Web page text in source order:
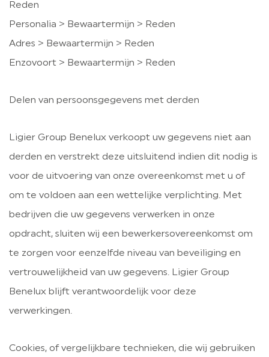
Reden
Personalia > Bewaartermijn > Reden
Adres > Bewaartermijn > Reden
Enzovoort > Bewaartermijn > Reden
Delen van persoonsgegevens met derden
Ligier Group Benelux verkoopt uw gegevens niet aan
derden en verstrekt deze uitsluitend indien dit nodig is
voor de uitvoering van onze overeenkomst met u of
om te voldoen aan een wettelijke verplichting. Met
bedrijven die uw gegevens verwerken in onze
opdracht, sluiten wij een bewerkersovereenkomst om
te zorgen voor eenzelfde niveau van beveiliging en
vertrouwelijkheid van uw gegevens. Ligier Group
Benelux blijft verantwoordelijk voor deze
verwerkingen.
Cookies, of vergelijkbare technieken, die wij gebruiken